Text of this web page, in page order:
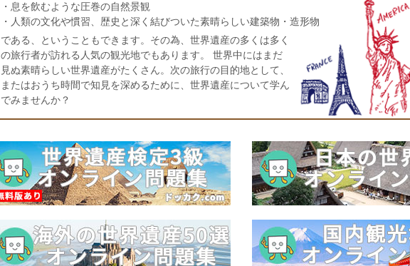
・息を飲むような圧巻の自然景観
・人類の文化や慣習、歴史と深く結びついた素晴らしい建築物・造形物
である、ということもできます。その為、世界遺産の多くは多く
の旅行者が訪れる人気の観光地でもあります。 世界中にはまだ
見ぬ素晴らしい世界遺産がたくさん。次の旅行の目的地として、
またはおうち時間で知見を深めるために、世界遺産について学ん
でみませんか？